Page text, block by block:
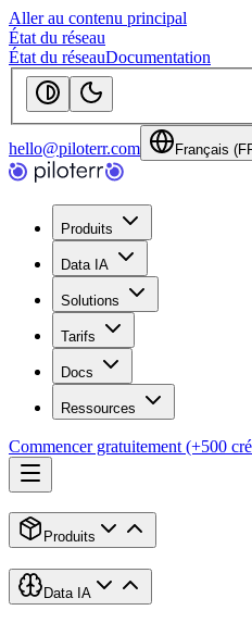
Aller au contenu principal
État du réseau
État du réseauDocumentation
hello@piloterr.com Français
Produits
Data IA
Solutions
Tarifs
Docs
Ressources
Commencer gratuitement (+500
Produits
Data IA